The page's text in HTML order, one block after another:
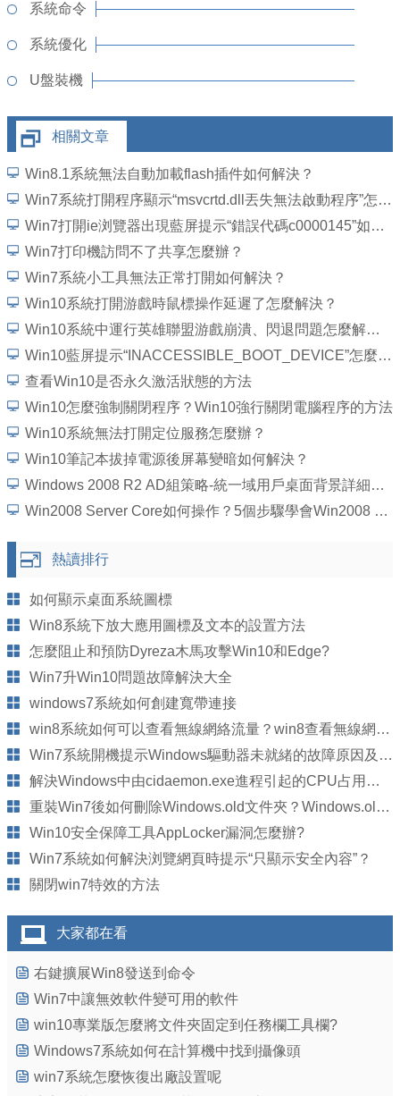
系統命令
系統優化
U盤裝機
相關文章
Win8.1系統無法自動加載flash插件如何解決？
Win7系統打開程序顯示“msvcrtd.dll丟失無法啟動程序”怎麼解決
Win7打開ie浏覽器出現藍屏提示“錯誤代碼c0000145”如何解決？
Win7打印機訪問不了共享怎麼辦？
Win7系統小工具無法正常打開如何解決？
Win10系統打開游戲時鼠標操作延遲了怎麼解決？
Win10系統中運行英雄聯盟游戲崩潰、閃退問題怎麼解決？
Win10藍屏提示“INACCESSIBLE_BOOT_DEVICE”怎麼處理？
查看Win10是否永久激活狀態的方法
Win10怎麼強制關閉程序？Win10強行關閉電腦程序的方法
Win10系統無法打開定位服務怎麼辦？
Win10筆記本拔掉電源後屏幕變暗如何解決？
Windows 2008 R2 AD組策略-統一域用戶桌面背景詳細圖文教程
Win2008 Server Core如何操作？5個步驟學會Win2008 Server Core操作
熱讀排行
如何顯示桌面系統圖標
Win8系統下放大應用圖標及文本的設置方法
怎麼阻止和預防Dyreza木馬攻擊Win10和Edge?
Win7升Win10問題故障解決大全
windows7系統如何創建寬帶連接
win8系統如何可以查看無線網絡流量？win8查看無線網絡流量的方法
Win7系統開機提示Windows驅動器未就緒的故障原因及解決方法
解決Windows中由cidaemon.exe進程引起的CPU占用率高的方法
重裝Win7後如何刪除Windows.old文件夾？Windows.old無法刪除怎麼辦？
Win10安全保障工具AppLocker漏洞怎麼辦?
Win7系統如何解決浏覽網頁時提示“只顯示安全內容”？
關閉win7特效的方法
大家都在看
右鍵擴展Win8發送到命令
Win7中讓無效軟件變可用的軟件
win10專業版怎麼將文件夾固定到任務欄工具欄?
Windows7系統如何在計算機中找到攝像頭
win7系統怎麼恢復出廠設置呢